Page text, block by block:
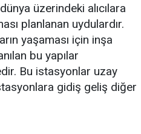
üzerindeki alıcılara
planlanan uydulardır.
yaşaması için inşa
bu yapılar
Bu istasyonlar uzay
gidiş geliş diğer